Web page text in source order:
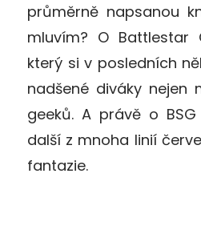
průměrně napsanou
mluvím? O Battlestar
který si v posledních
nadšené diváky nejen
geeků. A právě o
další z mnoha linií
fantazie.